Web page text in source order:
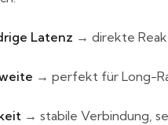
Latenz → direkte
→ perfekt für Long-
→ stabile Verbindung,